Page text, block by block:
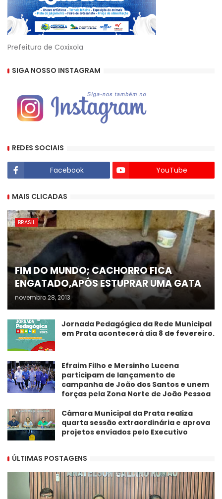
Prefeitura de Coxixola
SIGA NOSSO INSTAGRAM
REDES SOCIAIS
Facebook YouTube
MAIS CLICADAS
BRASIL
FIM DO MUNDO; CACHORRO FICA
ENGATADO,APÓS ESTUPRAR UMA GATA
novembro 28, 2013
Jornada Pedagógica da Rede Municipal
em Prata acontecerá dia 8 de fevereiro.
Efraim Filho e Mersinho Lucena
participam de lançamento de
campanha de João dos Santos e unem
forças pela Zona Norte de João Pessoa
Câmara Municipal da Prata realiza
quarta sessão extraordinária e aprova
projetos enviados pelo Executivo
ÚLTIMAS POSTAGENS